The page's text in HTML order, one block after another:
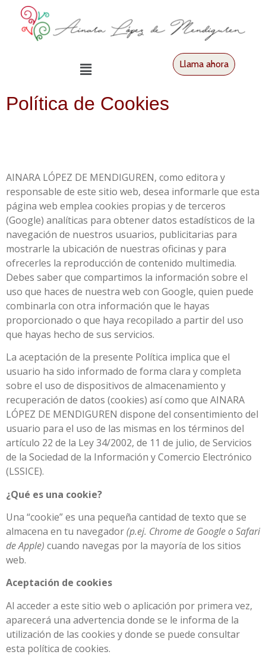
Llama ahora
Política de Cookies
AINARA LÓPEZ DE MENDIGUREN, como editora y
responsable de este sitio web, desea informarle que esta
página web emplea cookies propias y de terceros
(Google) analíticas para obtener datos estadísticos de la
navegación de nuestros usuarios, publicitarias para
mostrarle la ubicación de nuestras oficinas y para
ofrecerles la reproducción de contenido multimedia.
Debes saber que compartimos la información sobre el
uso que haces de nuestra web con Google, quien puede
combinarla con otra información que le hayas
proporcionado o que haya recopilado a partir del uso
que hayas hecho de sus servicios.
La aceptación de la presente Política implica que el
usuario ha sido informado de forma clara y completa
sobre el uso de dispositivos de almacenamiento y
recuperación de datos (cookies) así como que AINARA
LÓPEZ DE MENDIGUREN dispone del consentimiento del
usuario para el uso de las mismas en los términos del
artículo 22 de la Ley 34/2002, de 11 de julio, de Servicios
de la Sociedad de la Información y Comercio Electrónico
(LSSICE).
¿Qué es una cookie?
Una “cookie” es una pequeña cantidad de texto que se
almacena en tu navegador(p.ej. Chrome de Google o Safari
de Apple) cuando navegas por la mayoría de los sitios
web.
Aceptación de cookies
Al acceder a este sitio web o aplicación por primera vez,
aparecerá una advertencia donde se le informa de la
utilización de las cookies y donde se puede consultar
esta política de cookies.